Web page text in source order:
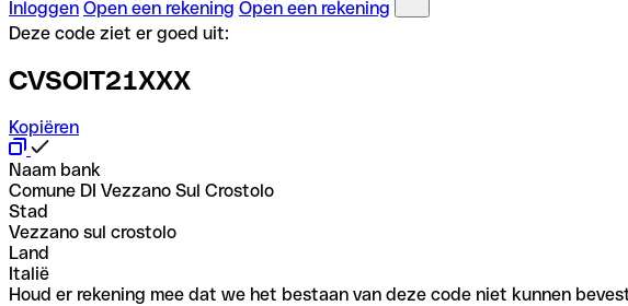
Inloggen Open een rekening Open een rekening
Deze code ziet er goed uit:
CVSOIT21XXX
Kopiëren
Naam bank
Comune DI Vezzano Sul Crostolo
Stad
Vezzano sul crostolo
Land
Italië
Houd er rekening mee dat we het bestaan van deze code niet kunnen